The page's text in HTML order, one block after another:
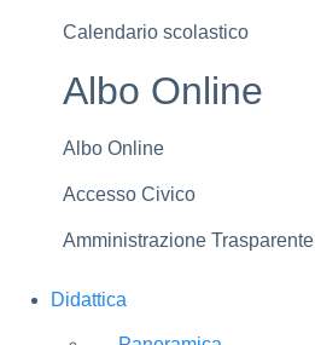
Calendario scolastico
Albo Online
Albo Online
Accesso Civico
Amministrazione Trasparente
Didattica